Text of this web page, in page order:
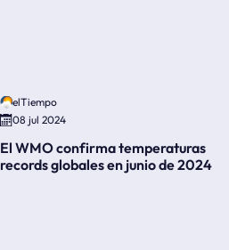
elTiempo
08 jul 2024
El WMO confirma temperaturas
records globales en junio de 2024